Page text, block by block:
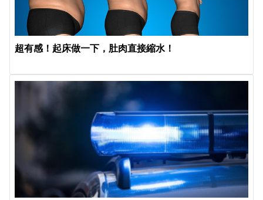
超有感！起床做一下，肚肉直接縮水！